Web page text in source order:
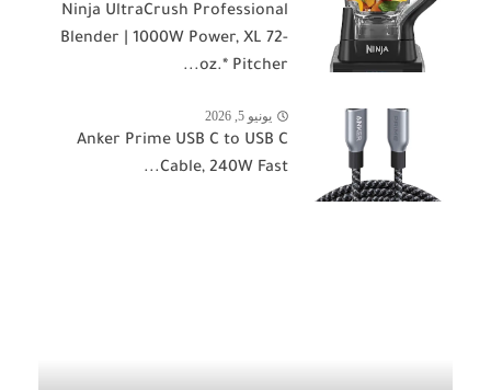
Ninja UltraCrush Professional
Blender | 1000W Power, XL 72-
oz.* Pitcher...
يونيو 5, 2026
Anker Prime USB C to USB C
Cable, 240W Fast...